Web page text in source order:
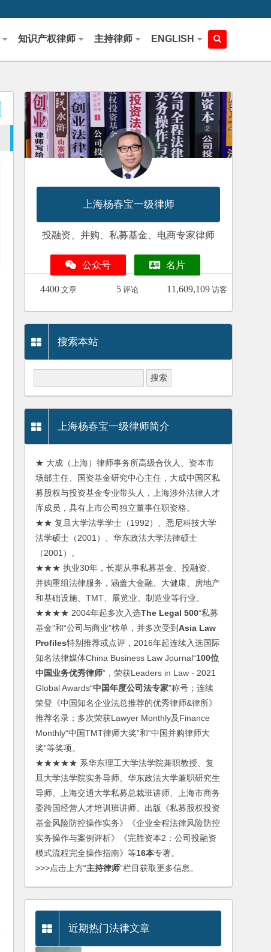
知识产权律师 主持律师 ENGLISH
上海杨春宝一级律师
投融资、并购、私募基金、电商专家律师
公众号 名片
4400 文章 5 评论 11,609,109 访客
搜索本站
上海杨春宝一级律师简介
★ 大成（上海）律师事务所高级合伙人、资本市
场部主任、国资基金研究中心主任，大成中国区私
募股权与投资基金专业带头人，上海涉外法律人才
库成员，具有上市公司独立董事任职资格。
★★ 复旦大学法学学士（1992）、悉尼科技大学
法学硕士（2001）、华东政法大学法律硕士
（2001）。
★★★ 执业30年，长期从事私募基金、投融资、
并购重组法律服务，涵盖大金融、大健康、房地产
和基础设施、TMT、展览业、制造业等行业。
★★★★ 2004年起多次入选The Legal 500“私募
基金”和“公司与商业”榜单，并多次受到Asia Law
Profiles特别推荐或点评，2016年起连续入选国际
知名法律媒体China Business Law Journal“100位
中国业务优秀律师”，荣获Leaders in Law - 2021
Global Awards“中国年度公司法专家”称号；连续
荣登《中国知名企业法总推荐的优秀律师&律所》
推荐名录；多次荣获Lawyer Monthly及Finance
Monthly“中国TMT律师大奖”和“中国并购律师大
奖”等奖项。
★★★★★ 系华东理工大学法学院兼职教授、复
旦大学法学院实务导师、华东政法大学兼职研究生
导师、上海交通大学私募总裁班讲师、上海市商务
委跨国经营人才培训班讲师。出版《私募股权投资
基金风险防控操作实务》《企业全程法律风险防控
实务操作与案例评析》《完胜资本2：公司投融资
模式流程完全操作指南》等16本专著。
>>>点击上方“主持律师”栏目获取更多信息。
近期热门法律文章